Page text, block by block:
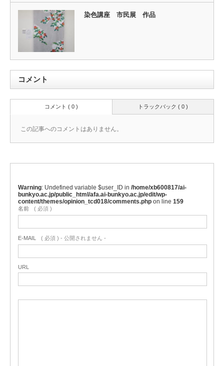
染色講座 市民展 作品
コメント
トラックバック ( 0 )
コメント ( 0 )
この記事へのコメントはありません。
Warning : Undefined variable $user_ID in /home/xb600817/ai-
bunkyo.ac.jp/public_html/afa.ai-bunkyo.ac.jp/edit/wp-
content/themes/opinion_tcd018/comments.php on line 159
名前 ( 必須 )
E-MAIL ( 必須 ) - 公開されません -
URL